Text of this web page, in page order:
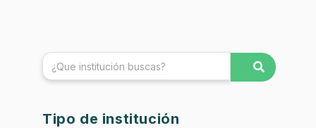
Tipo de institución